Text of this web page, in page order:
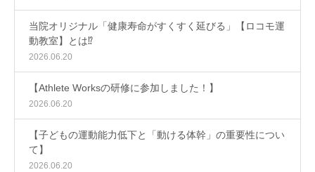
当院オリジナル「健康寿命がすくすく延びる」【ロコモ運
動教室】とは⁉
2026.06.20
【Athlete Worksの研修に参加しました！】
2026.06.20
【子どもの運動能力低下と「動ける体幹」の重要性につい
て】
2026.06.20